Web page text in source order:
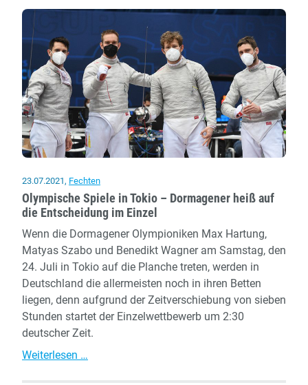
Spenden
Eifelort
Schuld
23.07.2021 , Fechten
Olympische Spiele in Tokio – Dormagener heiß auf
die Entscheidung im Einzel
Wenn die Dormagener Olympioniken Max Hartung,
Matyas Szabo und Benedikt Wagner am Samstag, den
24. Juli in Tokio auf die Planche treten, werden in
Deutschland die allermeisten noch in ihren Betten
liegen, denn aufgrund der Zeitverschiebung von sieben
Stunden startet der Einzelwettbewerb um 2:30
deutscher Zeit.
Weiterlesen …